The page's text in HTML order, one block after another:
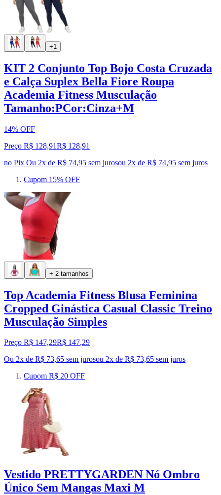
+1
KIT 2 Conjunto Top Bojo Costa Cruzada
e Calça Suplex Bella Fiore Roupa
Academia Fitness Musculação
Tamanho:PCor:Cinza+M
14% OFF
Preço R$ 128,91R$ 128,91
no Pix Ou 2x de R$ 74,95 sem jurosou 2x de R$ 74,95 sem juros
Cupom 15% OFF
+ 2 tamanhos
Top Academia Fitness Blusa Feminina
Cropped Ginástica Casual Classic Treino
Musculação Simples
Preço R$ 147,29R$ 147,29
Ou 2x de R$ 73,65 sem jurosou 2x de R$ 73,65 sem juros
Cupom R$ 20 OFF
Vestido PRETTYGARDEN Nó Ombro
Único Sem Mangas Maxi M